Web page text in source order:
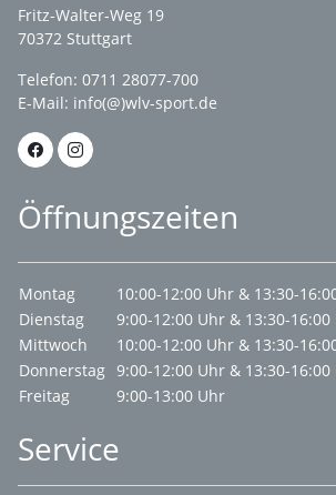
Fritz-Walter-Weg 19
70372 Stuttgart
Telefon: 0711 28077-700
E-Mail: info(@)wlv-sport.de
Öffnungszeiten
Montag
10:00-12:00 Uhr & 13:30-
Dienstag
9:00-12:00 Uhr & 13:30-16:00
Mittwoch
10:00-12:00 Uhr & 13:30-
Donnerstag 9:00-12:00 Uhr & 13:30-16:00
Freitag
9:00-13:00 Uhr
Service